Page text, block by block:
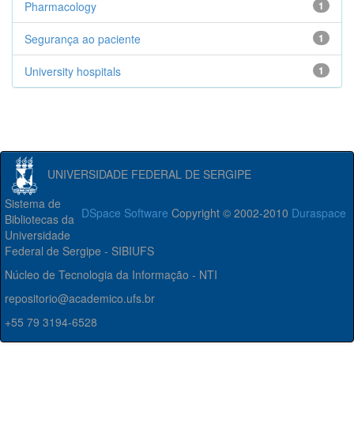
1
Pharmacology
1
Segurança ao paciente
1
University hospitals
UNIVERSIDADE FEDERAL DE SERGIPE
DSpace Software Copyright © 2002-2010 Duraspace
Sistema de
Bibliotecas da
Universidade
Federal de Sergipe - SIBIUFS
Núcleo de Tecnologia da Informação - NTI
repositorio@academico.ufs.br
+55 79 3194-6528